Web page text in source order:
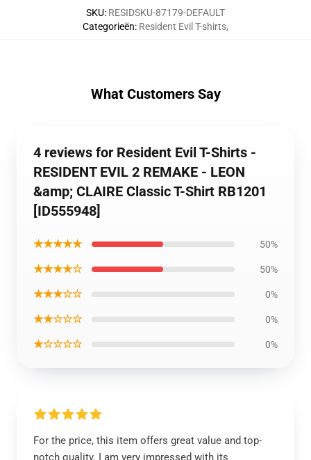
SKU: RESIDSKU-87179-DEFAULT
Categorieën: Resident Evil T-shirts,
What Customers Say
4 reviews for Resident Evil T-Shirts -
RESIDENT EVIL 2 REMAKE - LEON
&amp; CLAIRE Classic T-Shirt RB1201
[ID555948]
★★★★★ 50%
★★★★☆ 50%
★★★☆☆ 0%
★★☆☆☆ 0%
★☆☆☆☆ 0%
For the price, this item offers great value and top-
notch quality. I am very impressed with its